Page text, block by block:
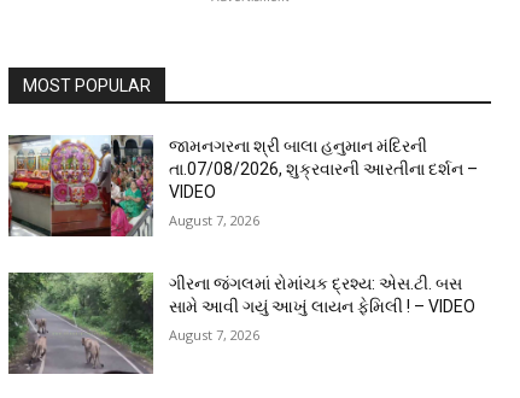
MOST POPULAR
જામનગરના શ્રી બાલા હનુમાન મંદિરની
તા.07/08/2026, શુક્રવારની આરતીના દર્શન –
VIDEO
August 7, 2026
ગીરના જંગલમાં રોમાંચક દ્રશ્ય: એસ.ટી. બસ
સામે આવી ગયું આખું લાયન ફેમિલી ! – VIDEO
August 7, 2026